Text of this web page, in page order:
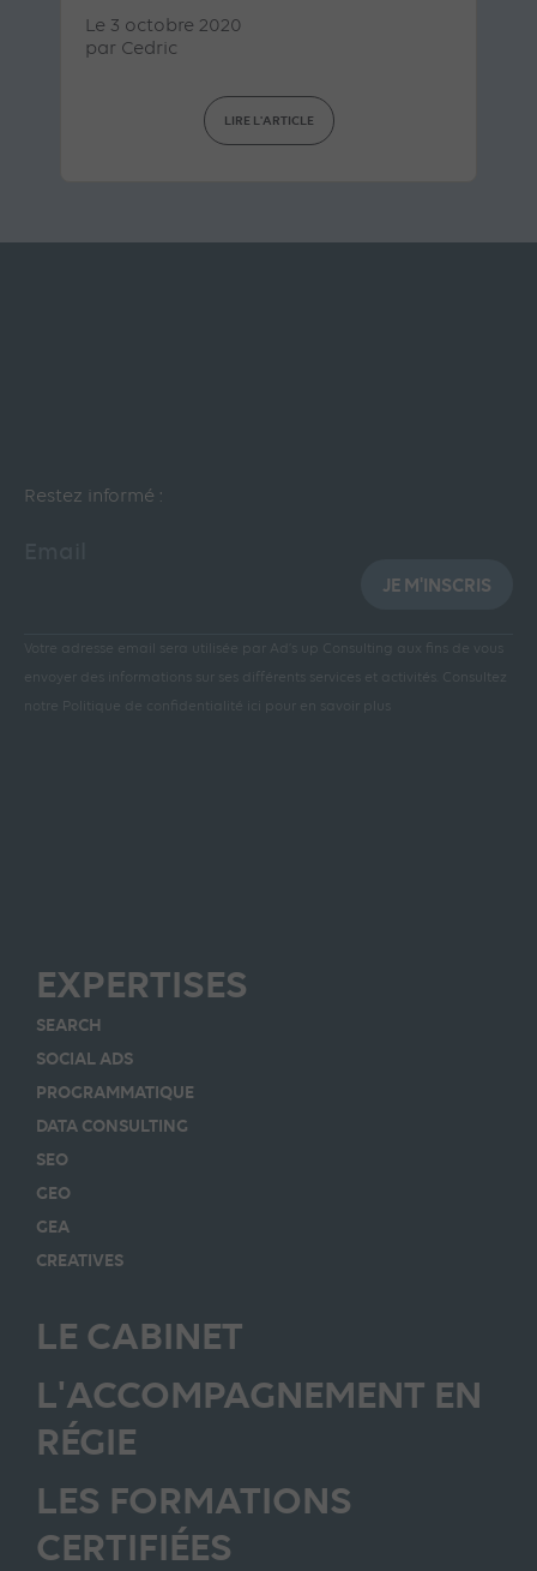
Le 3 octobre 2020
par Cedric
LIRE L'ARTICLE
Restez informé :
JE M'INSCRIS
Votre adresse email sera utilisée par Ad’s up Consulting aux fins de vous
envoyer des informations sur ses différents services et activités.
Consultez
notre Politique de confidentialité ici pour en savoir plus
EXPERTISES
SEARCH
SOCIAL ADS
PROGRAMMATIQUE
DATA CONSULTING
SEO
GEO
GEA
CREATIVES
LE CABINET
L'ACCOMPAGNEMENT EN
RÉGIE
LES FORMATIONS
CERTIFIÉES